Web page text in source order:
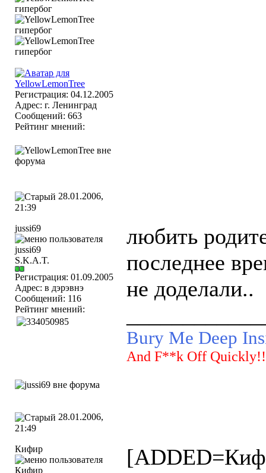
Регистрация: 04.12.2005
Адрес: г. Ленинград
Сообщений: 663
Рейтинг мнений:
28.01.2006,
21:39
jussi69
S.K.A.T.
Регистрация: 01.09.2005
Адрес: в дэрэвнэ
Сообщений: 116
Рейтинг мнений:
любить
последнее
не доделали..
Bury Me Deep
And F**k Off
28.01.2006,
21:49
Кифир